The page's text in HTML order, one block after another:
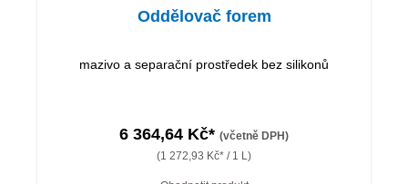
Oddělovač forem
mazivo a separační prostředek bez silikonů
6 364,64 Kč* (včetně DPH)
(1 272,93 Kč* / 1 L)